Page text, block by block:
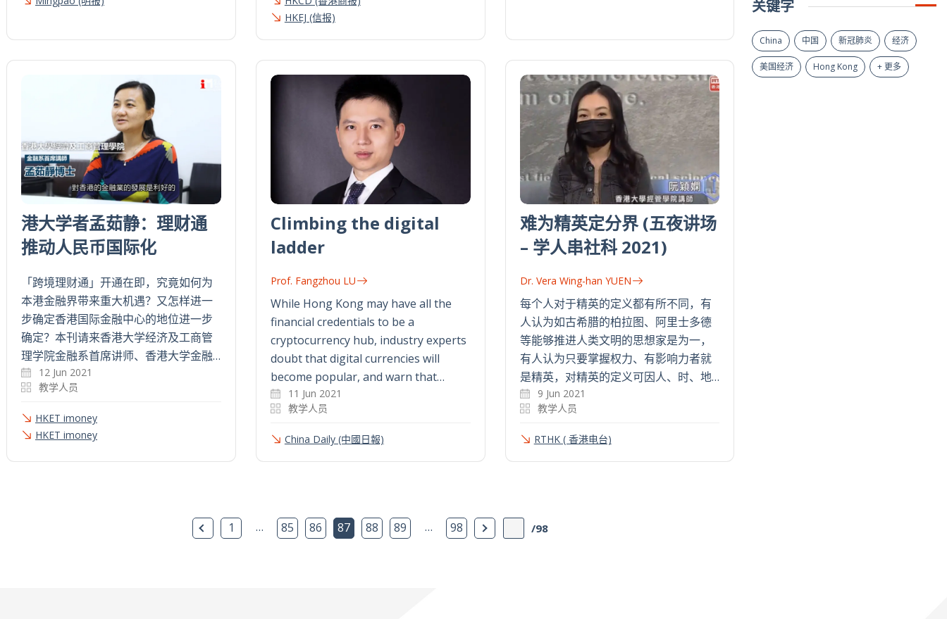
HKEJ (信报)
港大学者孟茹静：理财通
推动人民币国际化
「跨境理财通」开通在即，究竟如何为
本港金融界带来重大机遇？又怎样进一
步确定香港国际金融中心的地位进一步
确定？本刊请来香港大学经济及工商管
理学院金融系首席讲师、香港大学金融…
12 Jun 2021
教学人员
HKET imoney
HKET imoney
Climbing the digital
ladder
Prof. Fangzhou LU
While Hong Kong may have all the
financial credentials to be a
cryptocurrency hub, industry experts
doubt that digital currencies will
become popular, and warn that…
11 Jun 2021
教学人员
China Daily (中國日報)
难为精英定分界 (五夜讲场
– 学人串社科 2021)
Dr. Vera Wing-han YUEN
每个人对于精英的定义都有所不同，有
人认为如古希腊的柏拉图、阿里士多德
等能够推进人类文明的思想家是为一，
有人认为只要掌握权力、有影响力者就
是精英，对精英的定义可因人、时、地…
9 Jun 2021
教学人员
RTHK ( 香港电台)
上一页
1 … 85 86 87 88 89 … 98 下一页 /98
关键字
China 中国 新冠肺炎 经济
美国经济 Hong Kong + 更多